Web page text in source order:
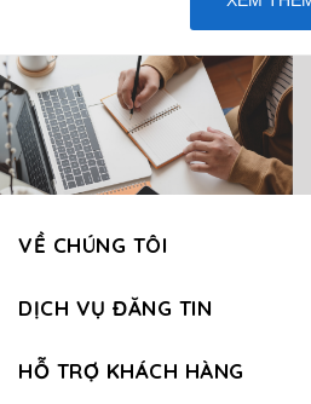
VỀ CHÚNG TÔI
DỊCH VỤ ĐĂNG TIN
HỖ TRỢ KHÁCH HÀNG